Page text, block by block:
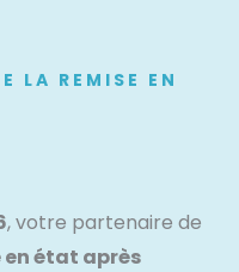
LA REMISE EN
, votre partenaire de
en état après